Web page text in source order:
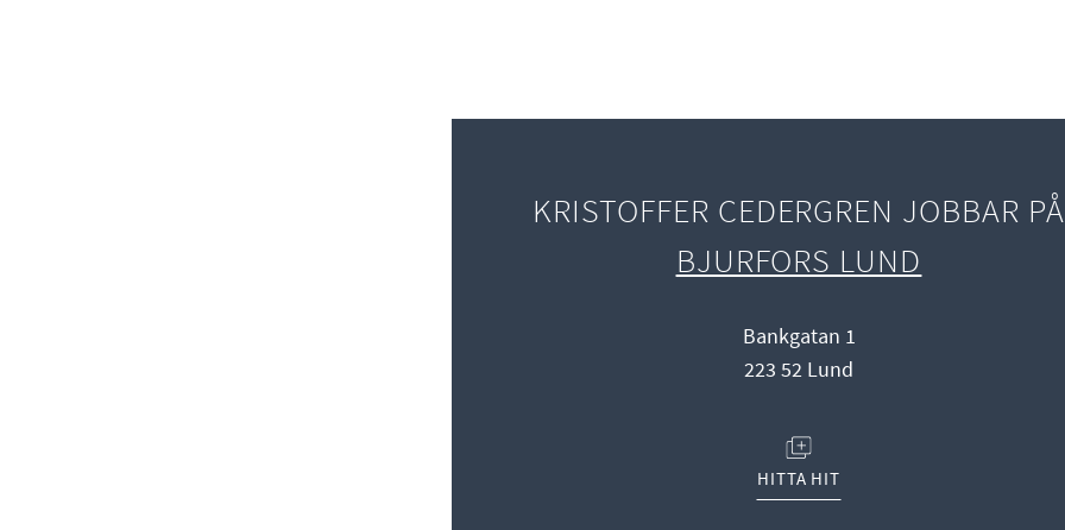
KRISTOFFER CEDERGREN JOBBAR PÅ
BJURFORS LUND
Bankgatan 1
223 52 Lund
HITTA HIT
(ÖPPNAS I NYTT FÖNSTER)